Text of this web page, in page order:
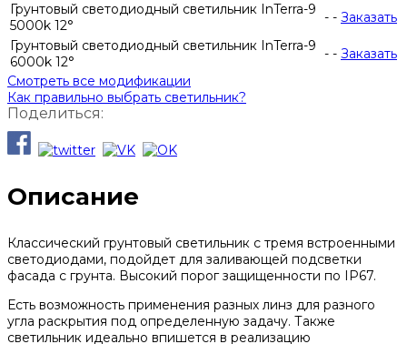
Грунтовый светодиодный светильник InTerra-9
5000k 12°
- - Заказать
Грунтовый светодиодный светильник InTerra-9
6000k 12°
- - Заказать
Смотреть все модификации
Как правильно выбрать светильник?
Поделиться:
Описание
Классический грунтовый светильник с тремя встроенными
светодиодами, подойдет для заливающей подсветки
фасада с грунта. Высокий порог защищенности по IP67.
Есть возможность применения разных линз для разного
угла раскрытия под определенную задачу. Также
светильник идеально впишется в реализацию